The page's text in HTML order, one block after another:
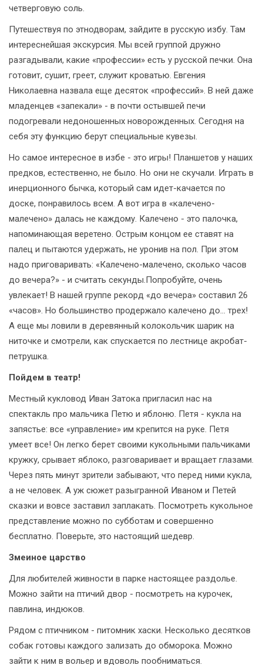
четверговую соль.
Путешествуя по этнодворам, зайдите в русскую избу. Там
интереснейшая экскурсия. Мы всей группой дружно
разгадывали, какие «профессии» есть у русской печки. Она
готовит, сушит, греет, служит кроватью. Евгения
Николаевна назвала еще десяток «профессий». В ней даже
младенцев «запекали» - в почти остывшей печи
подогревали недоношенных новорожденных. Сегодня на
себя эту функцию берут специальные кувезы.
Но самое интересное в избе - это игры! Планшетов у наших
предков, естественно, не было. Но они не скучали. Играть в
инерционного бычка, который сам идет-качается по
доске, понравилось всем. А вот игра в «калечено-
малечено» далась не каждому. Калечено - это палочка,
напоминающая веретено. Острым концом ее ставят на
палец и пытаются удержать, не уронив на пол. При этом
надо приговаривать: «Калечено-малечено, сколько часов
до вечера?» - и считать секунды.Попробуйте, очень
увлекает! В нашей группе рекорд «до вечера» составил 26
«часов». Но большинство продержало калечено до… трех!
А еще мы ловили в деревянный колокольчик шарик на
ниточке и смотрели, как спускается по лестнице акробат-
петрушка.
Пойдем в театр!
Местный кукловод Иван Затока пригласил нас на
спектакль про мальчика Петю и яблоню. Петя - кукла на
запястье: все «управление» им крепится на руке. Петя
умеет все! Он легко берет своими кукольными пальчиками
кружку, срывает яблоко, разговаривает и вращает глазами.
Через пять минут зрители забывают, что перед ними кукла,
а не человек. А уж сюжет разыгранной Иваном и Петей
сказки и вовсе заставил заплакать. Посмотреть кукольное
представление можно по субботам и совершенно
бесплатно. Поверьте, это настоящий шедевр.
Змеиное царство
Для любителей живности в парке настоящее раздолье.
Можно зайти на птичий двор - посмотреть на курочек,
павлина, индюков.
Рядом с птичником - питомник хаски. Несколько десятков
собак готовы каждого зализать до обморока. Можно
зайти к ним в вольер и вдоволь пообниматься.